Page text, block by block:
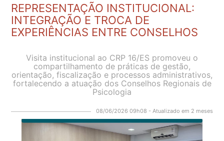
REPRESENTAÇÃO INSTITUCIONAL:
INTEGRAÇÃO E TROCA DE
EXPERIÊNCIAS ENTRE CONSELHOS
Visita institucional ao CRP 16/ES promoveu o
compartilhamento de práticas de gestão,
orientação, fiscalização e processos administrativos,
fortalecendo a atuação dos Conselhos Regionais de
Psicologia
08/06/2026 09h08 - Atualizado em 2 meses